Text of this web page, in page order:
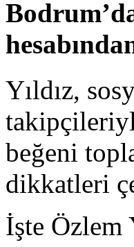
Yıldız,
beğeni
dikkatleri
İşte Özlem